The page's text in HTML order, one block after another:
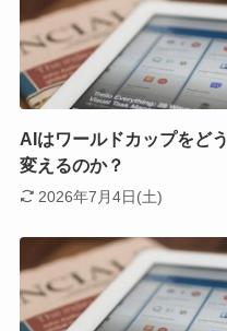
AIはワールドカップをどう
変えるのか？
2026年7月4日(土)